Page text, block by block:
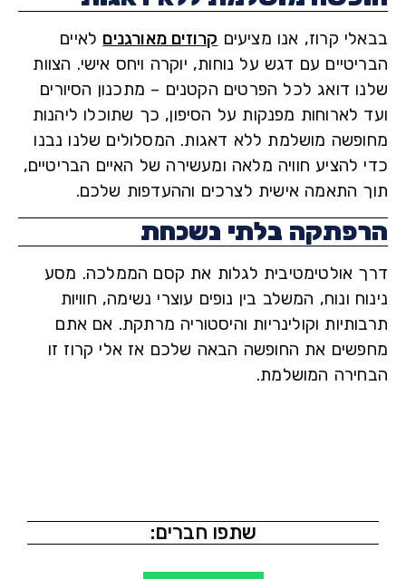
קרוז, אנו מציעיםקרוזים מאורגניםלאיים
עם דגש על נוחות, יוקרה ויחס אישי. הצוות
דואג לכל הפרטים הקטנים – מתכנון הסיורים
לארוחות מפנקות על הסיפון, כך שתוכלו ליהנות
מושלמת ללא דאגות. המסלולים שלנו נבנו
להציע חוויה מלאה ומעשירה של האיים הבריטיים,
התאמה אישית לצרכים וההעדפות שלכם.
בלתי נשכחת
אולטימטיבית לגלות את קסם הממלכה. מסע
ונוח, המשלב בין נופים עוצרי נשימה, חוויות
וקולינריות והיסטוריה מרתקת. אם אתם
את החופשה הבאה שלכם אז אלי קרוז זו
המושלמת.
שתפו חברים: